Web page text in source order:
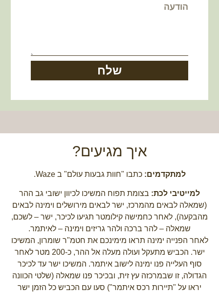
שלח
איך מגיעים?
למתקדמים: כתבו "חוות גבעות עולם" ב Waze.
למייטיבי לכת: בצומת תפוח המשיכו לכיוון ישובי גב ההר
(שמאלה לבאים מהמרכז, ישר לבאים מירושלים וימינה לבאים
מהבקעה), לאחר כחמישה קילומטר תגיעו לכיכר, ישר – לשכם,
שמאלה – להר ברכה ולהר גריזים וימינה – לאיתמר.
לאחר הפנייה ימינה תראו מימינכם את חטמ"ר שומרון, המשיכו
ישר. הכביש מתעקל ועולה מעלה אל ההר, כ-200 מטר לאחר
סוף העלייה פנו ימינה לישוב איתמר. המשיכו ישר עד לכיכר
הגדולה, זו שבמרכזה עץ זית, ובכיכר פנו שמאלה (שלטי הכוונה
יראו על "תיירות רכס איתמר") סעו עם הכביש כל הזמן ישר